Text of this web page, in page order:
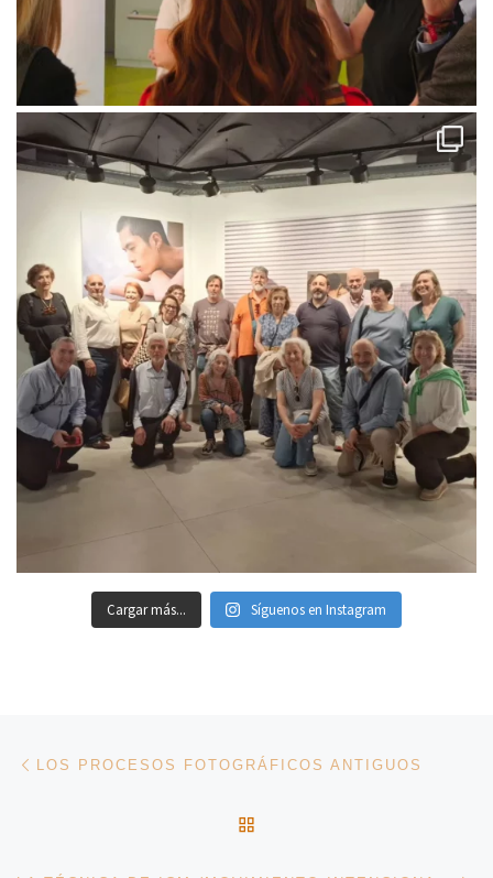
Cargar más... Síguenos en Instagram
Navegación de entradas
LOS PROCESOS FOTOGRÁFICOS ANTIGUOS